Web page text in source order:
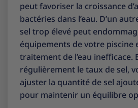
peut favoriser la croissance
bactéries dans l’eau. D’un
sel trop élevé peut
équipements de votre piscine
traitement de l’eau inefficace.
régulièrement le taux de sel,
ajuster la quantité de sel
pour maintenir un équilibre